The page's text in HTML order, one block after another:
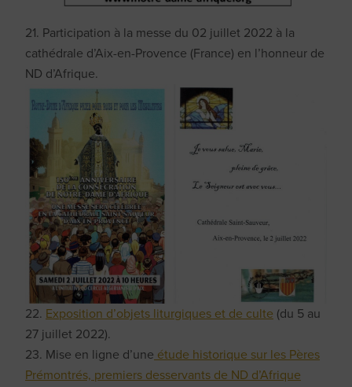
21. Participation à la messe du 02 juillet 2022 à la
cathédrale d’Aix-en-Provence (France) en l’honneur de
ND d’Afrique.
22. Exposition d’objets liturgiques et de culte (du 5 au
27 juillet 2022).
23. Mise en ligne d’une étude historique sur les Pères
Prémontrés, premiers desservants de ND d’Afrique